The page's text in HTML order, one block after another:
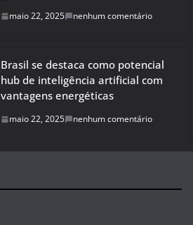
maio 22, 2025 nenhum comentário
Brasil se destaca como potencial
hub de inteligência artificial com
vantagens energéticas
maio 22, 2025 nenhum comentário